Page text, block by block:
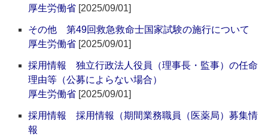
厚生労働省 [2025/09/01]
その他 第49回救急救命士国家試験の施行について
厚生労働省 [2025/09/01]
採用情報 独立行政法人役員（理事長・監事）の任命
理由等（公募によらない場合）
厚生労働省 [2025/09/01]
採用情報 採用情報（期間業務職員（医薬局）募集情
報